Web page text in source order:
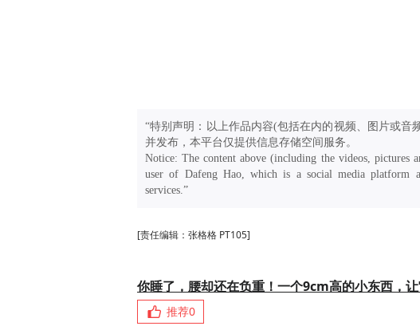
“特别声明：以上作品内容(包括在内的视频、图片或音
并发布，本平台仅提供信息存储空间服务。
Notice: The content above (including the videos, pictures
user of Dafeng Hao, which is a social media platform
services.”
[责任编辑：张格格 PT105]
你睡了，腰却还在负重！一个9cm高的小东西，
推荐0